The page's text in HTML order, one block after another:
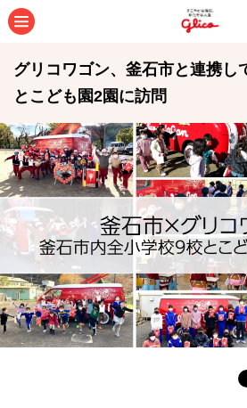
グリコワゴン、釜石市と連携し
とこども園2園に訪問